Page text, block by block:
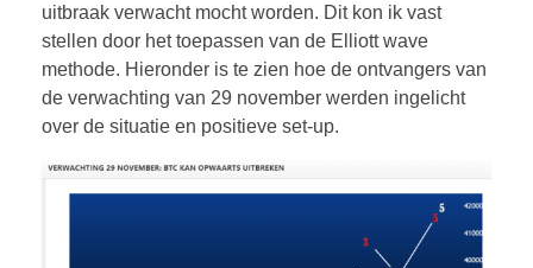
uitbraak verwacht mocht worden. Dit kon ik vast
stellen door het toepassen van de Elliott wave
methode. Hieronder is te zien hoe de ontvangers van
de verwachting van 29 november werden ingelicht
over de situatie en positieve set-up.